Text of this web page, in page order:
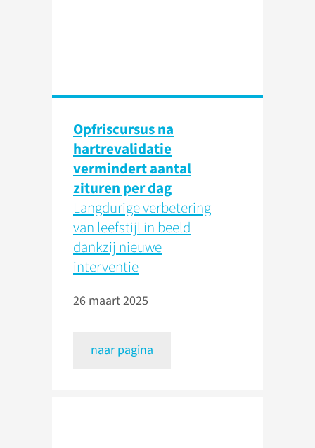
Opfriscursus na
hartrevalidatie
vermindert aantal
zituren per dag
Langdurige verbetering
van leefstijl in beeld
dankzij nieuwe
interventie
26 maart 2025
naar pagina